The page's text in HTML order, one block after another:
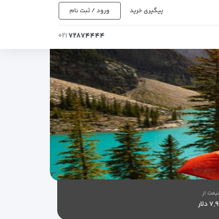
پیگیری خرید ورود / ثبت نام
۷۲۸۷۴۴۴۴۰۲۱
از
دلار